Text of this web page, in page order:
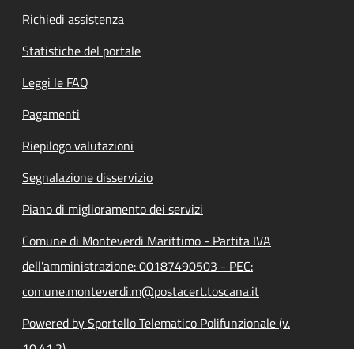
Richiedi assistenza
Statistiche del portale
Leggi le FAQ
Pagamenti
Riepilogo valutazioni
Segnalazione disservizio
Piano di miglioramento dei servizi
Comune di Monteverdi Marittimo - Partita IVA
dell'amministrazione: 00187490503 - PEC:
comune.monteverdi.m@postacert.toscana.it
Powered by Sportello Telematico Polifunzionale (v.